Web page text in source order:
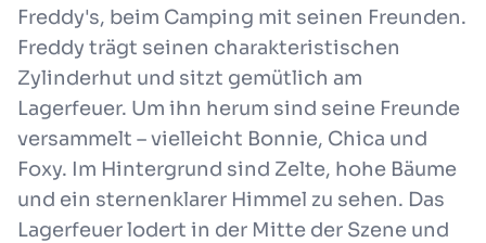
Freddy's, beim Camping mit seinen Freunden.
Freddy trägt seinen charakteristischen
Zylinderhut und sitzt gemütlich am
Lagerfeuer. Um ihn herum sind seine Freunde
versammelt – vielleicht Bonnie, Chica und
Foxy. Im Hintergrund sind Zelte, hohe Bäume
und ein sternenklarer Himmel zu sehen. Das
Lagerfeuer lodert in der Mitte der Szene und